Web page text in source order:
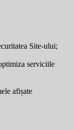
Site-ului;
serviciile
afișate